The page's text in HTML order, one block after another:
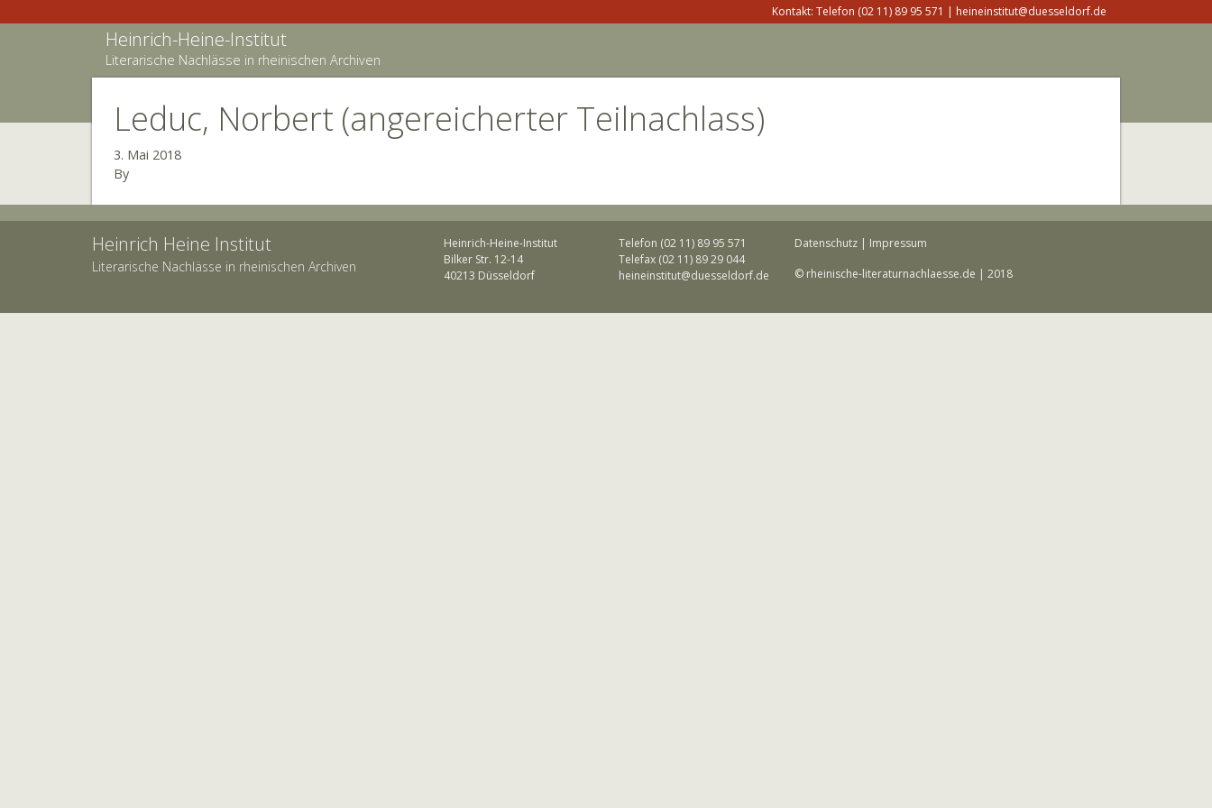
Kontakt: Telefon (02 11) 89 95 571 | heineinstitut@duesseldorf.de
Heinrich-Heine-Institut
Literarische Nachlässe in rheinischen Archiven
Leduc, Norbert (angereicherter Teilnachlass)
3. Mai 2018
By
Heinrich Heine Institut
Literarische Nachlässe in rheinischen Archiven
Heinrich-Heine-Institut
Bilker Str. 12-14
40213 Düsseldorf
Telefon (02 11) 89 95 571
Telefax (02 11) 89 29 044
heineinstitut@duesseldorf.de
Datenschutz| Impressum
© rheinische-literaturnachlaesse.de | 2018